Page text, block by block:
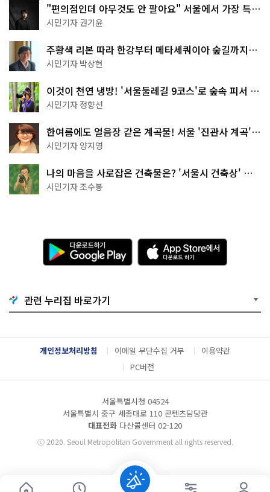
"편의점인데 아무것도 안 팔아요" 서울에서 가장 특별
한 편의점의 정체
시민기자 권기윤
주황색 리본 따라 한강부터 메타세쿼이아 숲길까지…
서울둘레길 15코스
시민기자 박상현
이것이 천연 냉방! '서울둘레길 9코스'로 숲속 피서 떠
나볼까
시민기자 정향선
한여름에도 얼음장 같은 계곡물! 서울 '진관사 계곡'이
천국이네~
시민기자 양지영
나의 마음을 사로잡은 건축물은? '서울시 건축상' 수
상작 공개!
시민기자 조수봉
다
운
로
기
G
o
g
l
e
A
p
p
e
서
다
운
관련 누리집 바로가기
개인정보처리방침 이메일 무단수집 거부
이용약관
PC버전
서울특별시청 04524
서울특별시 중구 세종대로 110 콘텐츠담당관
대표전화 다산콜센터 02-120
ⓒ2020. Seoul Metropolitan Government all rights reserved.